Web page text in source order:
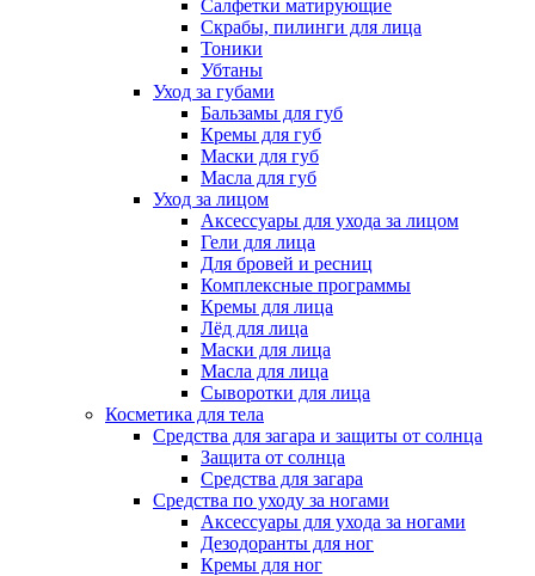
Салфетки матирующие
Скрабы, пилинги для лица
Тоники
Убтаны
Уход за губами
Бальзамы для губ
Кремы для губ
Маски для губ
Масла для губ
Уход за лицом
Аксессуары для ухода за лицом
Гели для лица
Для бровей и ресниц
Комплексные программы
Кремы для лица
Лёд для лица
Маски для лица
Масла для лица
Сыворотки для лица
Косметика для тела
Средства для загара и защиты от солнца
Защита от солнца
Средства для загара
Средства по уходу за ногами
Аксессуары для ухода за ногами
Дезодоранты для ног
Кремы для ног